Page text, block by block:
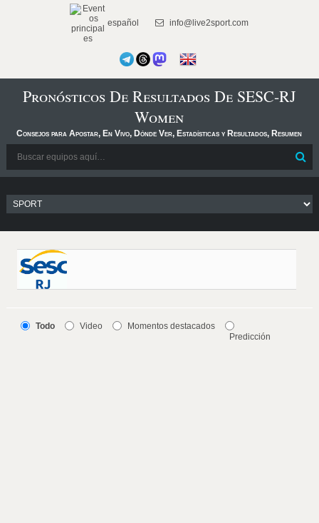
español info@live2sport.com
Pronósticos De Resultados De SESC-RJ
Women
Consejos para Apostar, En Vivo, Dónde Ver, Estadísticas y Resultados, Resumen
Todo Video
Momentos destacados
Predicción